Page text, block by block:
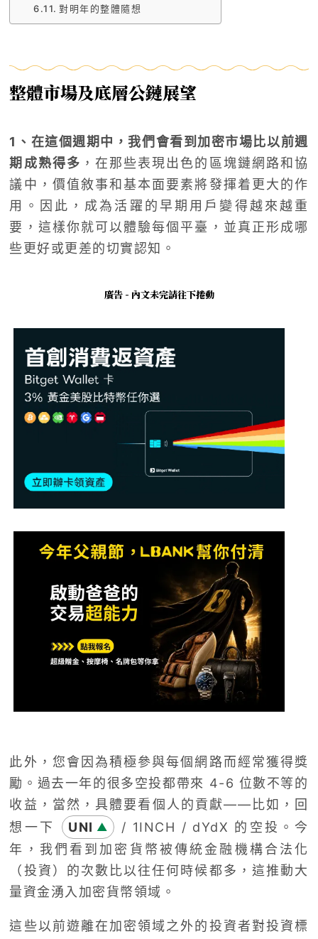
對明年的整體隨想
整體市場及底層公鏈展望
1、在這個週期中，我們會看到加密市場比以前週
期成熟得多 ，在那些表現出色的區塊鏈網路和協
議中，價值敘事和基本面要素將發揮着更大的作
用。因此，成為活躍的早期用戶變得越來越重
要，這樣你就可以體驗每個平臺，並真正形成哪
些更好或更差的切實認知。
廣告 - 內文未完請往下捲動
此外，您會因為積極參與每個網路而經常獲得獎
勵。過去一年的很多空投都帶來 4-6 位數不等的
收益，當然，具體要看個人的貢獻——比如，回
想一下
UNI ▲
/ 1INCH / dYdX 的空投。今
年，我們看到加密貨幣被傳統金融機構合法化
（投資）的次數比以往任何時候都多，這推動大
量資金湧入加密貨幣領域。
這些以前遊離在加密領域之外的投資者對投資標